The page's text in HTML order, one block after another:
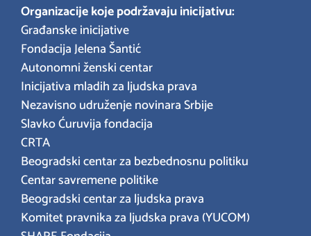
Organizacije koje podržavaju inicijativu:
Građanske inicijative
Fondacija Jelena Šantić
Autonomni ženski centar
Inicijativa mladih za ljudska prava
Nezavisno udruženje novinara Srbije
Slavko Ćuruvija fondacija
CRTA
Beogradski centar za bezbednosnu politiku
Centar savremene politike
Beogradski centar za ljudska prava
Komitet pravnika za ljudska prava (YUCOM)